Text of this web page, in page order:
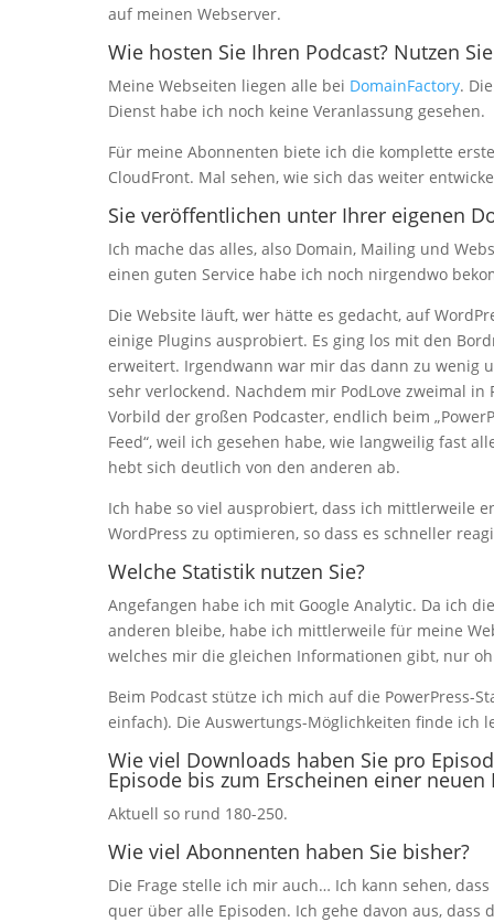
auf meinen Webserver.
Wie hosten Sie Ihren Podcast? Nutzen
Meine Webseiten liegen alle bei DomainFactory.
Dienst habe ich noch keine Veranlassung gesehen.
Für meine Abonnenten biete ich die komplette
CloudFront. Mal sehen, wie sich das weiter
Sie veröffentlichen unter Ihrer eigenen
Ich mache das alles, also Domain, Mailing und
einen guten Service habe ich noch nirgendwo
Die Website läuft, wer hätte es gedacht, auf
einige Plugins ausprobiert. Es ging los mit den
erweitert. Irgendwann war mir das dann zu wenig
sehr verlockend. Nachdem mir PodLove zweimal in
Vorbild der großen Podcaster, endlich beim
Feed“, weil ich gesehen habe, wie langweilig fast
hebt sich deutlich von den anderen ab.
Ich habe so viel ausprobiert, dass ich mittlerweile
WordPress zu optimieren, so dass es schneller
Welche Statistik nutzen Sie?
Angefangen habe ich mit Google Analytic. Da ich
anderen bleibe, habe ich mittlerweile für meine
welches mir die gleichen Informationen gibt, nur
Beim Podcast stütze ich mich auf die
einfach). Die Auswertungs-Möglichkeiten finde
Wie viel Downloads haben Sie pro
Episode bis zum Erscheinen einer neuen
Aktuell so rund 180-250.
Wie viel Abonnenten haben Sie bisher?
Die Frage stelle ich mir auch… Ich kann sehen,
quer über alle Episoden. Ich gehe davon aus, dass